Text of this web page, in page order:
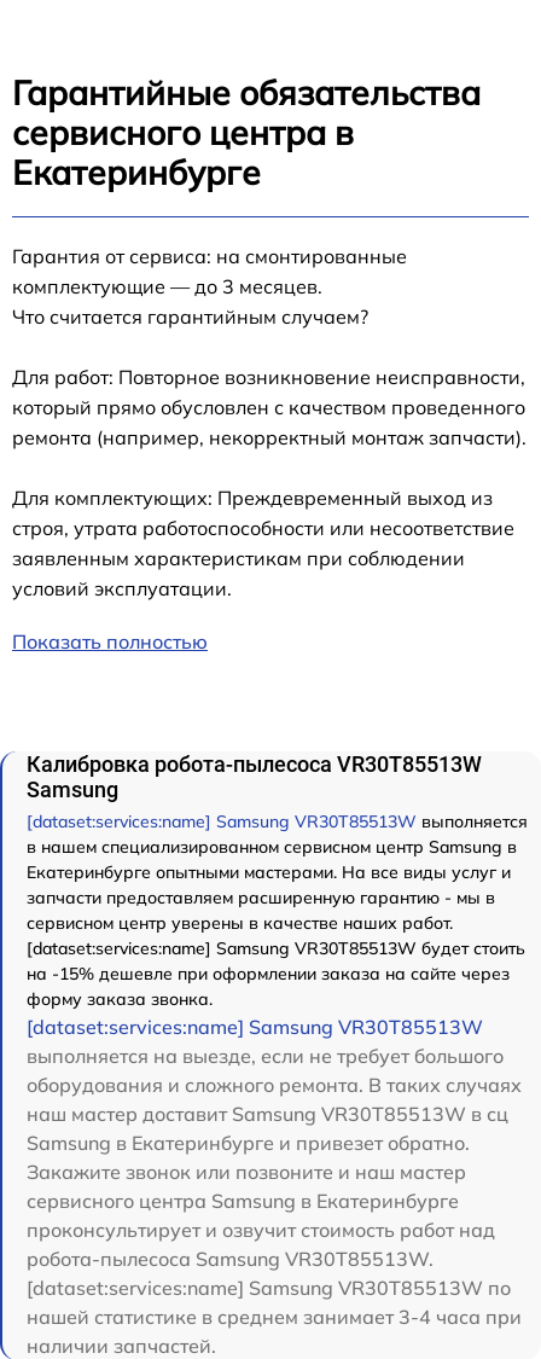
Гарантийные обязательства
сервисного центра в
Екатеринбурге
Гарантия от сервиса: на смонтированные
комплектующие — до 3 месяцев.
Что считается гарантийным случаем?
Для работ: Повторное возникновение неисправности,
который прямо обусловлен с качеством проведенного
ремонта (например, некорректный монтаж запчасти).
Для комплектующих: Преждевременный выход из
строя, утрата работоспособности или несоответствие
заявленным характеристикам при соблюдении
условий эксплуатации.
Показать полностью
Калибровка робота-пылесоса VR30T85513W
Samsung
[dataset:services:name] Samsung VR30T85513W выполняется
в нашем специализированном сервисном центр Samsung в
Екатеринбурге опытными мастерами. На все виды услуг и
запчасти предоставляем расширенную гарантию - мы в
сервисном центр уверены в качестве наших работ.
[dataset:services:name] Samsung VR30T85513W будет стоить
на -15% дешевле при оформлении заказа на сайте через
форму заказа звонка.
[dataset:services:name] Samsung VR30T85513W
выполняется на выезде, если не требует большого
оборудования и сложного ремонта. В таких случаях
наш мастер доставит Samsung VR30T85513W в сц
Samsung в Екатеринбурге и привезет обратно.
Закажите звонок или позвоните и наш мастер
сервисного центра Samsung в Екатеринбурге
проконсультирует и озвучит стоимость работ над
робота-пылесоса Samsung VR30T85513W.
[dataset:services:name] Samsung VR30T85513W по
нашей статистике в среднем занимает 3-4 часа при
наличии запчастей.